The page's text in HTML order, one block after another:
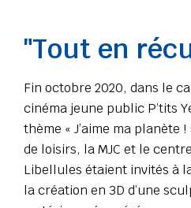
"Tout en
Fin octobre 2020, dans le
cinéma jeune public P’tits
thème « J’aime ma planète
de loisirs, la MJC et le
Libellules étaient invités à
la création en 3D d’une